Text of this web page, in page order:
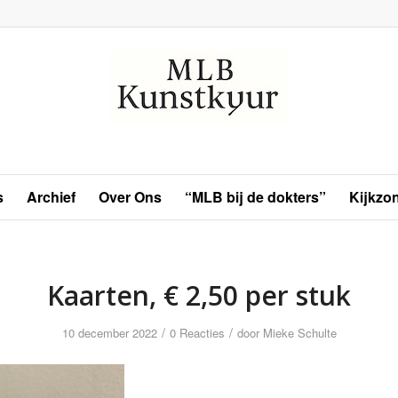
Archief Over Ons “MLB bij de dokters”
Kaarten, € 2,50 per stuk
10 december 2022 / 0 Reacties / door Mieke Schulte